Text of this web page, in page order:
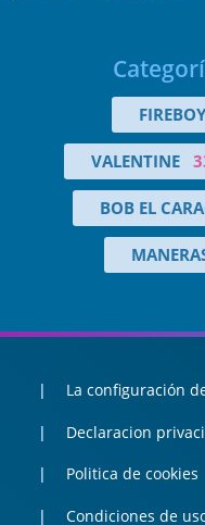
VALENTINE
BOB EL
La configuración
Declaracion
Politica de cookies
Condiciones de